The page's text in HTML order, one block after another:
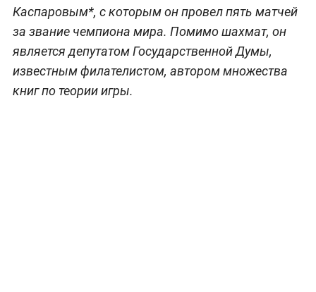
Каспаровым*, с которым он провел пять матчей
за звание чемпиона мира. Помимо шахмат, он
является депутатом Государственной Думы,
известным филателистом, автором множества
книг по теории игры.